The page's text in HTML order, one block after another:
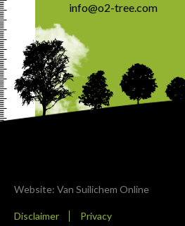
info@o2-tree.com
Website: Van Suilichem Online
Disclaimer Privacy